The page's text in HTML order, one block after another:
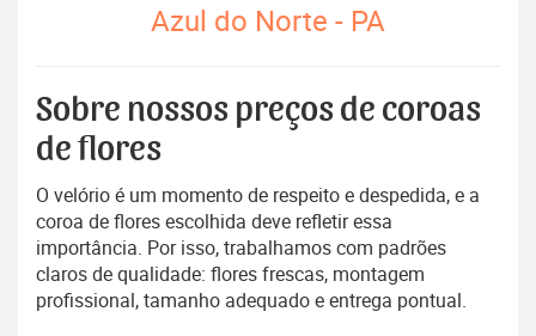
Azul do Norte - PA
Sobre nossos preços de coroas
de flores
O velório é um momento de respeito e despedida, e a
coroa de flores escolhida deve refletir essa
importância. Por isso, trabalhamos com padrões
claros de qualidade: flores frescas, montagem
profissional, tamanho adequado e entrega pontual.